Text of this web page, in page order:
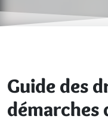
Guide des
démarches